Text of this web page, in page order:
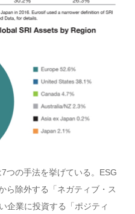
つの手法を挙げている。ESG
ら除外する「ネガティブ・ス
企業に投資する「ポジティ